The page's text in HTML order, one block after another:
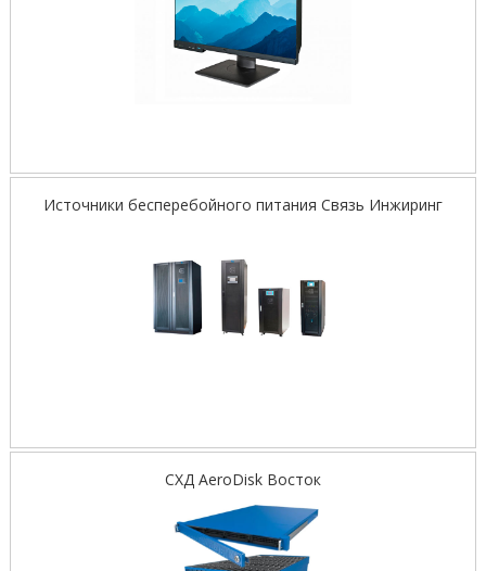
Источники бесперебойного питания Связь Инжиринг
СХД AeroDisk Восток